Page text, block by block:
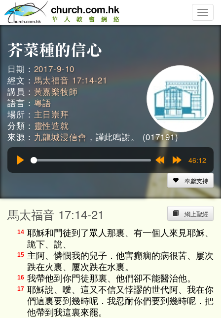
Toggle
日期： 2017-9-10
經文： 馬太福音 17:14-21
講員： 黃嘉樂牧師
語言： 粵語
場所： 主日崇拜
分類： 靈性造就
來源： 九龍城浸信會 ，謹此鳴謝。 (017191)
RewindForward
15s
46:12
奉獻支持
網上聖經
馬太福音 17:14-21
14 耶穌和門徒到了眾人那裏、有一個人來見耶穌、
跪下、說、
15 主阿、憐憫我的兒子．他害癲癇的病很苦、屢次
跌在火裏、屢次跌在水裏。
16 我帶他到你門徒那裏、他們卻不能醫治他。
17 耶穌說、噯、這又不信又悖謬的世代阿、我在你
們這裏要到幾時呢．我忍耐你們要到幾時呢．把
他帶到我這裏來罷。